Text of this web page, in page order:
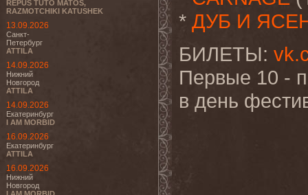
REPUS TUTO MATOS,
RAZMOTCHIKI KATUSHEK
13.09.2026
Санкт-
Петербург
ATTILA
14.09.2026
Нижний
Новгород
ATTILA
14.09.2026
Екатеринбург
I AM MORBID
16.09.2026
Екатеринбург
ATTILA
16.09.2026
Нижний
Новгород
* ДУБ И
БИЛЕТЫ:
Первые 10 -
в день